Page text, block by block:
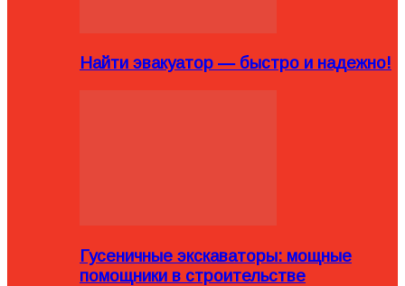
Найти эвакуатор — быстро и надежно!
Гусеничные экскаваторы: мощные
помощники в строительстве